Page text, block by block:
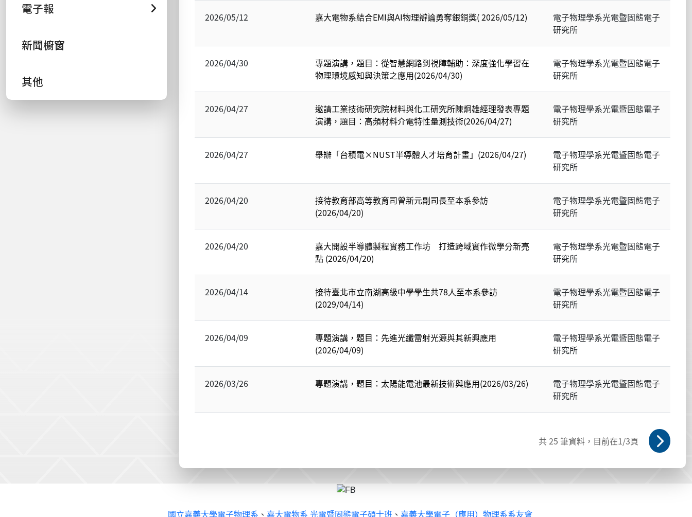
電子報
新聞櫥窗
其他
2026/05/12 嘉大電物系結合EMI與AI物理辯論勇奪銀銅獎( 2026/05/12)
電子物理學系光電暨固態電子
研究所
2026/04/30
專題演講，題目：從智慧網路到視障輔助：深度強化學習在
物理環境感知與決策之應用(2026/04/30)
電子物理學系光電暨固態電子
研究所
2026/04/27
邀請工業技術研究院材料與化工研究所陳炯雄經理發表專題
演講，題目：高頻材料介電特性量測技術(2026/04/27)
電子物理學系光電暨固態電子
研究所
2026/04/27 舉辦「台積電×NUST半導體人才培育計畫」(2026/04/27)
電子物理學系光電暨固態電子
研究所
2026/04/20
接待教育部高等教育司曾新元副司長至本系參訪
(2026/04/20)
電子物理學系光電暨固態電子
研究所
2026/04/20
嘉大開設半導體製程實務工作坊 打造跨域實作微學分新亮
點 (2026/04/20)
電子物理學系光電暨固態電子
研究所
2026/04/14
接待臺北市立南湖高級中學學生共78人至本系參訪
(2029/04/14)
電子物理學系光電暨固態電子
研究所
2026/04/09
專題演講，題目：先進光纖雷射光源與其新興應用
(2026/04/09)
電子物理學系光電暨固態電子
研究所
2026/03/26 專題演講，題目：太陽能電池最新技術與應用(2026/03/26)
電子物理學系光電暨固態電子
研究所
共25 筆資料，目前在1/3頁
國立嘉義大學電子物理系 、 嘉大電物系 光電暨固態電子碩士班 、 嘉義大學電子（應用）物理系系友會